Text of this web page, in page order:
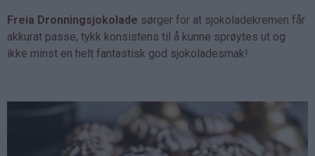
Freia Dronningsjokolade sørger for at sjokoladekremen får
akkurat passe, tykk konsistens til å kunne sprøytes ut og
ikke minst en helt fantastisk god sjokoladesmak!